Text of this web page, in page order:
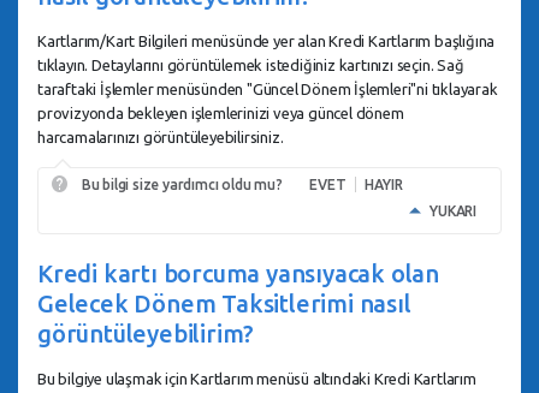
Kartlarım/Kart Bilgileri menüsünde yer alan Kredi Kartlarım başlığına
tıklayın. Detaylarını görüntülemek istediğiniz kartınızı seçin. Sağ
taraftaki İşlemler menüsünden "Güncel Dönem İşlemleri"ni tıklayarak
provizyonda bekleyen işlemlerinizi veya güncel dönem
harcamalarınızı görüntüleyebilirsiniz.
Bu bilgi size yardımcı oldu mu? EVET
HAYIR
YUKARI
Kredi kartı borcuma yansıyacak olan
Gelecek Dönem Taksitlerimi nasıl
görüntüleyebilirim?
Bu bilgiye ulaşmak için Kartlarım menüsü altındaki Kredi Kartlarım